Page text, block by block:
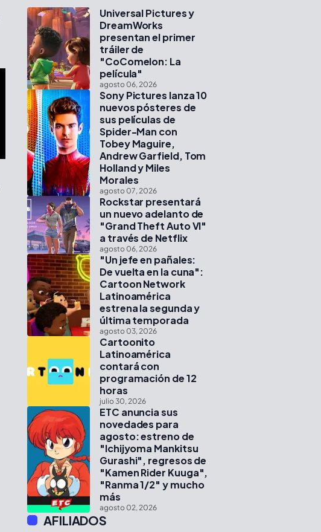
Universal Pictures y
DreamWorks
presentan el primer
tráiler de
"CoComelon: La
película"
agosto 06, 2026
Sony Pictures lanza 10
nuevos pósteres de
sus películas de
Spider-Man con
Tobey Maguire,
Andrew Garfield, Tom
Holland y Miles
Morales
agosto 07, 2026
Rockstar presentará
un nuevo adelanto de
"Grand Theft Auto VI"
a través de Netflix
agosto 06, 2026
"Un jefe en pañales:
De vuelta en la cuna":
Cartoon Network
Latinoamérica
estrena la segunda y
última temporada
agosto 03, 2026
Cartoonito
Latinoamérica
contará con
programación de 12
horas
julio 30, 2026
ETC anuncia sus
novedades para
agosto: estreno de
"Ichijyoma Mankitsu
Gurashi", regresos de
"Kamen Rider Kuuga",
"Ranma 1/2" y mucho
más
agosto 02, 2026
AFILIADOS